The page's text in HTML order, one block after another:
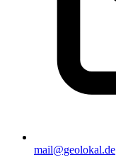
mail@geolokal.de